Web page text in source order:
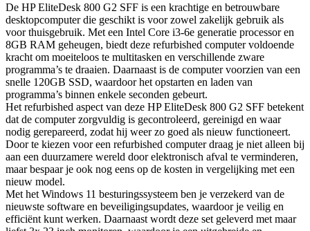
De HP EliteDesk 800 G2 SFF is een krachtige en betrouwbare
desktopcomputer die geschikt is voor zowel zakelijk gebruik als
voor thuisgebruik. Met een Intel Core i3-6e generatie processor en
8GB RAM geheugen, biedt deze refurbished computer voldoende
kracht om moeiteloos te multitasken en verschillende zware
programma’s te draaien. Daarnaast is de computer voorzien van een
snelle 120GB SSD, waardoor het opstarten en laden van
programma’s binnen enkele seconden gebeurt.
Het refurbished aspect van deze HP EliteDesk 800 G2 SFF betekent
dat de computer zorgvuldig is gecontroleerd, gereinigd en waar
nodig gerepareerd, zodat hij weer zo goed als nieuw functioneert.
Door te kiezen voor een refurbished computer draag je niet alleen bij
aan een duurzamere wereld door elektronisch afval te verminderen,
maar bespaar je ook nog eens op de kosten in vergelijking met een
nieuw model.
Met het Windows 11 besturingssysteem ben je verzekerd van de
nieuwste software en beveiligingsupdates, waardoor je veilig en
efficiënt kunt werken. Daarnaast wordt deze set geleverd met maar